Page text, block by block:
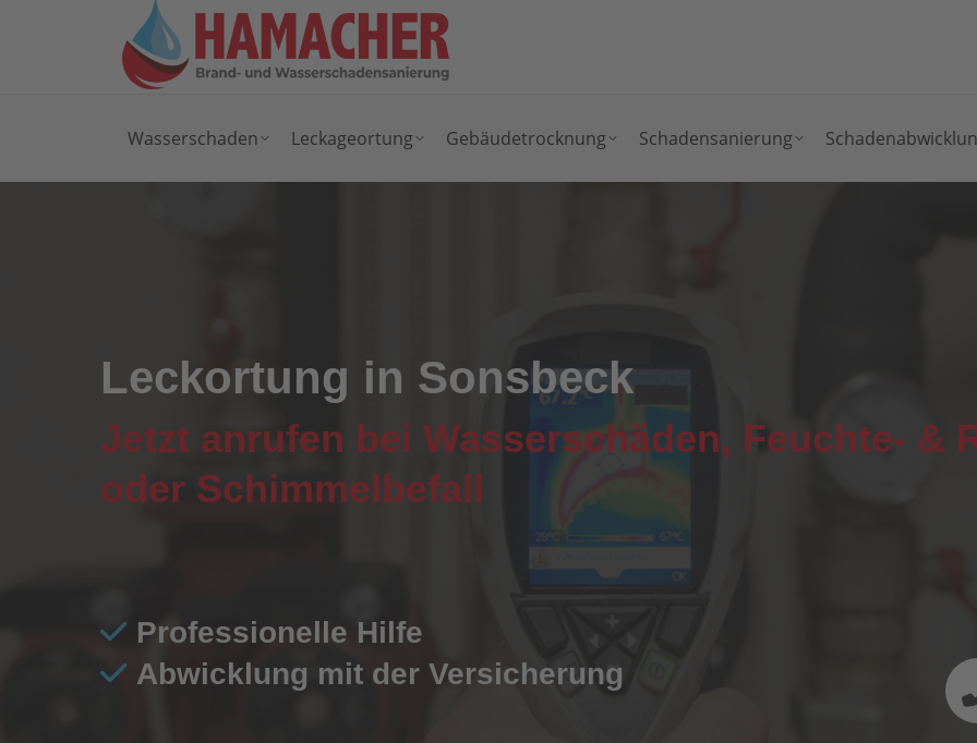
Wasserschaden Leckageortung Gebäudetrocknung Schadensanierung
Leckortung in Sonsbeck
Jetzt anrufen bei Wasserschäden, Feuchte- &
oder Schimmelbefall
Professionelle Hilfe
Abwicklung mit der Versicherung